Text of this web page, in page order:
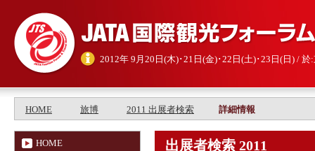
2012年 9月20日(木)･21日(金)･22日(土)･23日(日) /
HOME 旅博 2011 出展者検索 詳細情報
HOME 出展者検索 2011